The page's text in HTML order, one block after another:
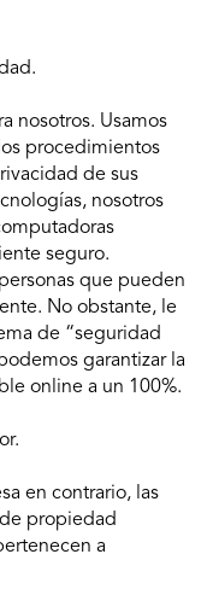
nosotros. Usamos
procedimientos
de sus
nosotros
seguro.
que pueden
No obstante, le
de “seguridad
garantizar la
online a un 100%.
en contrario, las
propiedad
a